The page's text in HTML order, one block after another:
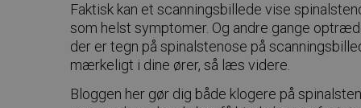
Faktisk kan et scanningsbillede vise
som helst symptomer. Og andre gange
der er tegn på spinalstenose på
mærkeligt i dine ører, så læs videre.
Bloggen her gør dig både klogere på